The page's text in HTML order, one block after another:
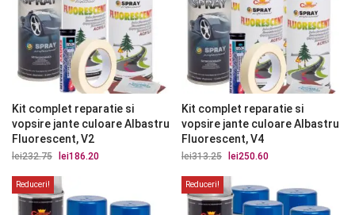
Kit complet reparatie si
vopsire jante culoare Albastru
Fluorescent, V2
lei232.75
Prețul
a
fost:
lei232.75.
lei186.20
Kit complet reparatie si
vopsire jante culoare Albastru
Fluorescent, V4
lei313.25
Prețul
a
fost:
lei313.25.
lei250.60
lei250.60.
Reduceri! Reduceri!